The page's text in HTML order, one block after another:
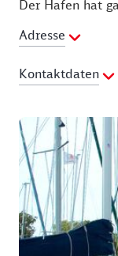
Der Hafen hat
Adresse
Kontaktdaten